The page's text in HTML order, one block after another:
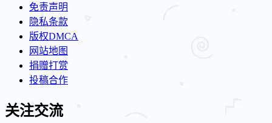
免责声明
隐私条款
版权DMCA
网站地图
捐赠打赏
投稿合作
关注交流